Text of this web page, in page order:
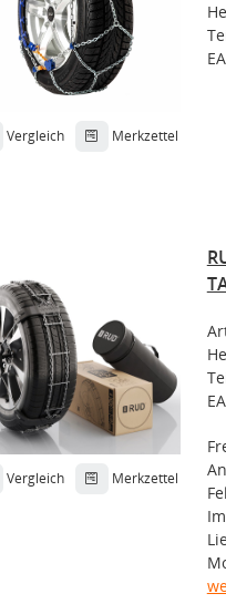
Vergleich Merkzettel
Vergleich Merkzettel